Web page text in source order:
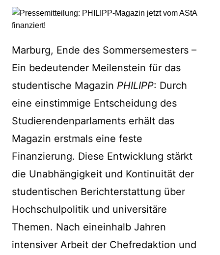
Marburg, Ende des Sommersemesters –
Ein bedeutender Meilenstein für das
studentische Magazin PHILIPP: Durch
eine einstimmige Entscheidung des
Studierendenparlaments erhält das
Magazin erstmals eine feste
Finanzierung. Diese Entwicklung stärkt
die Unabhängigkeit und Kontinuität der
studentischen Berichterstattung über
Hochschulpolitik und universitäre
Themen. Nach eineinhalb Jahren
intensiver Arbeit der Chefredaktion und